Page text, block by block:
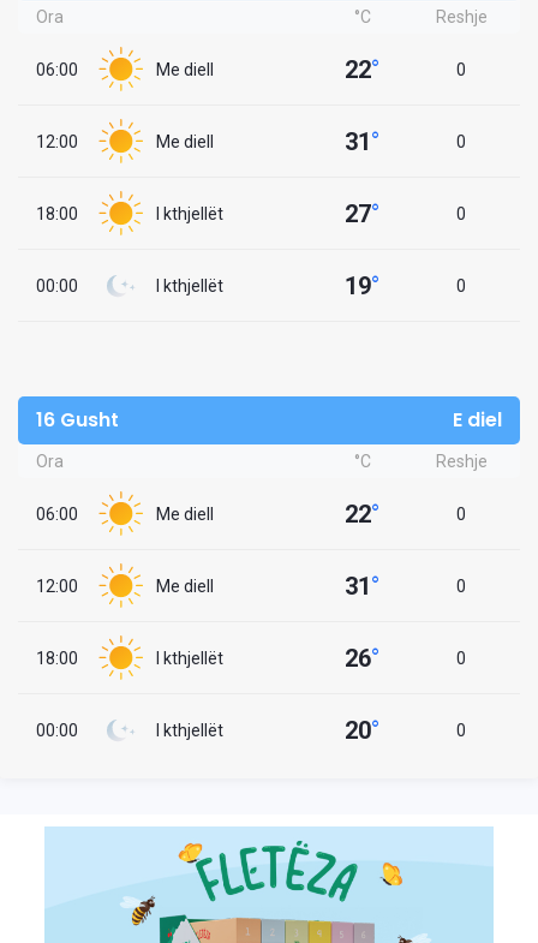
Ora °C Reshje
06:00 Me diell 22° 0
12:00 Me diell 31° 0
18:00 I kthjellët 27° 0
00:00 I kthjellët 19° 0
16 Gusht E diel
Ora °C Reshje
06:00 Me diell 22° 0
12:00 Me diell 31° 0
18:00 I kthjellët 26° 0
00:00 I kthjellët 20° 0